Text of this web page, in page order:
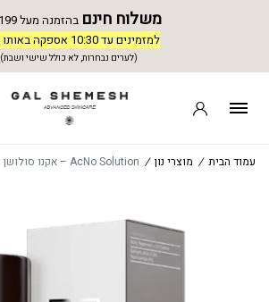
משלוח חינם בהזמנה מעל 199 ש״ח
למזמינים עד 10:30 אספקה באותו היום
(לערים נבחרות, לא כולל שישי ושבת)
עמוד הבית / מוצרי נון / AcNo Solution – אקנו סולושן